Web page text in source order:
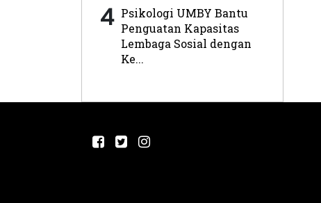
4 Psikologi UMBY Bantu
Penguatan Kapasitas
Lembaga Sosial dengan
Ke...